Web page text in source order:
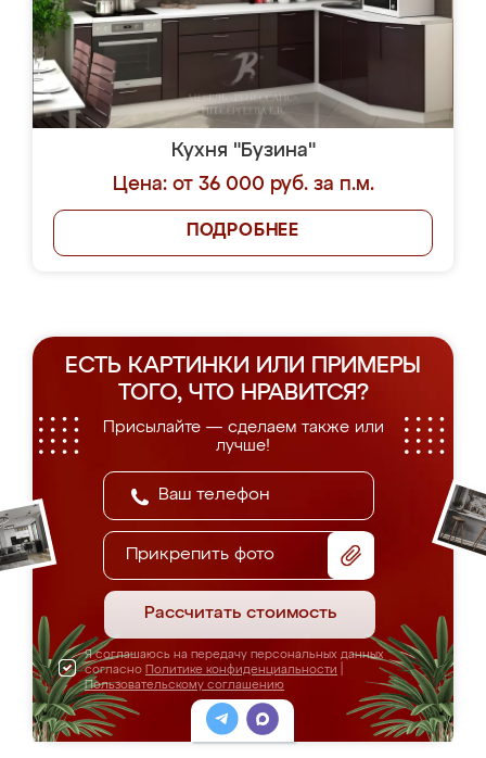
Кухня "Бузина"
Цена: от 36 000 руб. за п.м.
ПОДРОБНЕЕ
ЕСТЬ КАРТИНКИ ИЛИ ПРИМЕРЫ
ТОГО, ЧТО НРАВИТСЯ?
Присылайте — сделаем также или
лучше!
Прикрепить фото
Рассчитать стоимость
Я соглашаюсь на передачу персональных данных
согласно Политике конфиденциальности
Пользовательскому соглашению